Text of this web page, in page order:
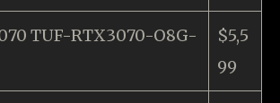
TUF-RTX3070-O8G-
$5,5
99